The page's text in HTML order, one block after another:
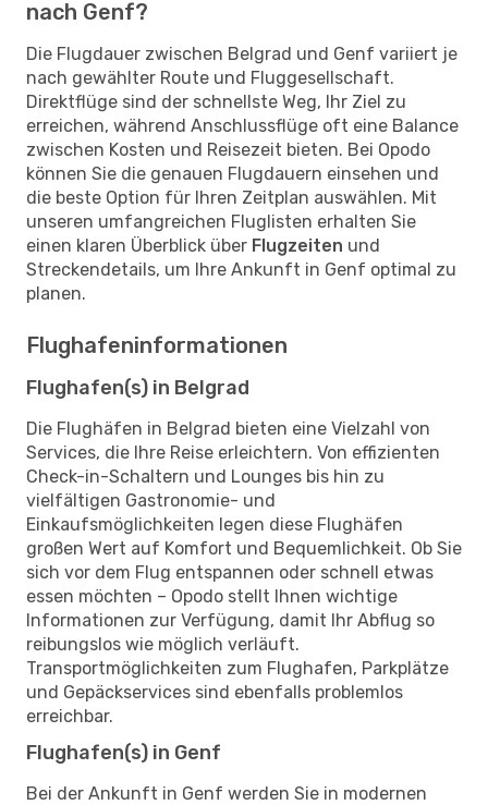
nach Genf?
Die Flugdauer zwischen Belgrad und Genf variiert je
nach gewählter Route und Fluggesellschaft.
Direktflüge sind der schnellste Weg, Ihr Ziel zu
erreichen, während Anschlussflüge oft eine Balance
zwischen Kosten und Reisezeit bieten. Bei Opodo
können Sie die genauen Flugdauern einsehen und
die beste Option für Ihren Zeitplan auswählen. Mit
unseren umfangreichen Fluglisten erhalten Sie
einen klaren Überblick über Flugzeiten und
Streckendetails, um Ihre Ankunft in Genf optimal zu
planen.
Flughafeninformationen
Flughafen(s) in Belgrad
Die Flughäfen in Belgrad bieten eine Vielzahl von
Services, die Ihre Reise erleichtern. Von effizienten
Check-in-Schaltern und Lounges bis hin zu
vielfältigen Gastronomie- und
Einkaufsmöglichkeiten legen diese Flughäfen
großen Wert auf Komfort und Bequemlichkeit. Ob Sie
sich vor dem Flug entspannen oder schnell etwas
essen möchten – Opodo stellt Ihnen wichtige
Informationen zur Verfügung, damit Ihr Abflug so
reibungslos wie möglich verläuft.
Transportmöglichkeiten zum Flughafen, Parkplätze
und Gepäckservices sind ebenfalls problemlos
erreichbar.
Flughafen(s) in Genf
Bei der Ankunft in Genf werden Sie in modernen